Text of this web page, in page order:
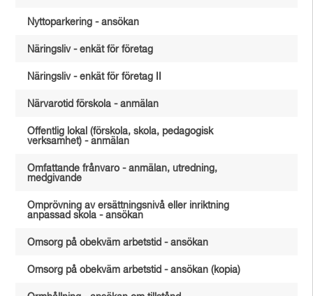
Nyttoparkering - ansökan
Näringsliv - enkät för företag
Näringsliv - enkät för företag II
Närvarotid förskola - anmälan
Offentlig lokal (förskola, skola, pedagogisk
verksamhet) - anmälan
Omfattande frånvaro - anmälan, utredning,
medgivande
Omprövning av ersättningsnivå eller inriktning
anpassad skola - ansökan
Omsorg på obekväm arbetstid - ansökan
Omsorg på obekväm arbetstid - ansökan (kopia)